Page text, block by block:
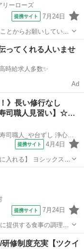
ーローズ
提携サイト 7月24日
とからお願いしていき
ください！ ベテラ
主婦(夫)さん
ってくれる人いませ
不要！高時給求人多数✨
Ad
》長い修行なし
司職人見習い】☆…
株式会社ヨシックスフーズ_寿司職人_や台ずし 浄心町(正社員)
提携サイト 4月4日
鮮魚の一部を加工済み
減しています。 入社
提携サイト 7月24日
提供する食事の調理補
修制度充実【ツクイ